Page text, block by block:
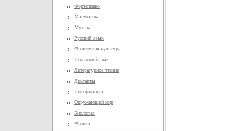
Фортепиано
Математика
Музыка
Русский язык
Физическая культура
Испанский язык
Литературное чтение
Диктанты
Информатика
Окружающий мир
Биология
Физика